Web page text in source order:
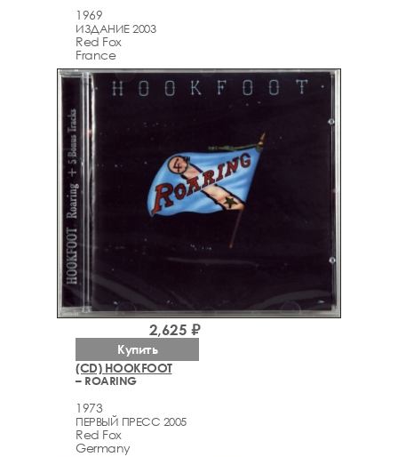
1969
ИЗДАНИЕ 2003
Red Fox
France
(CD) HOOKFOOT
– ROARING
1973
ПЕРВЫЙ ПРЕСС 2005
Red Fox
Germany
2,625 ₽
Купить